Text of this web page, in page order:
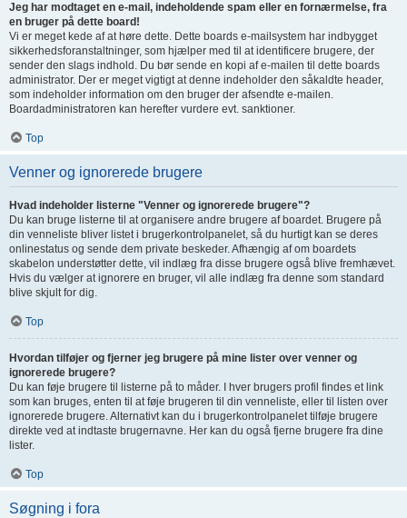
Jeg har modtaget en e-mail, indeholdende spam eller en fornærmelse, fra
en bruger på dette board!
Vi er meget kede af at høre dette. Dette boards e-mailsystem har indbygget
sikkerhedsforanstaltninger, som hjælper med til at identificere brugere, der
sender den slags indhold. Du bør sende en kopi af e-mailen til dette boards
administrator. Der er meget vigtigt at denne indeholder den såkaldte header,
som indeholder information om den bruger der afsendte e-mailen.
Boardadministratoren kan herefter vurdere evt. sanktioner.
Top
Venner og ignorerede brugere
Hvad indeholder listerne "Venner og ignorerede brugere"?
Du kan bruge listerne til at organisere andre brugere af boardet. Brugere på
din venneliste bliver listet i brugerkontrolpanelet, så du hurtigt kan se deres
onlinestatus og sende dem private beskeder. Afhængig af om boardets
skabelon understøtter dette, vil indlæg fra disse brugere også blive fremhævet.
Hvis du vælger at ignorere en bruger, vil alle indlæg fra denne som standard
blive skjult for dig.
Top
Hvordan tilføjer og fjerner jeg brugere på mine lister over venner og
ignorerede brugere?
Du kan føje brugere til listerne på to måder. I hver brugers profil findes et link
som kan bruges, enten til at føje brugeren til din venneliste, eller til listen over
ignorerede brugere. Alternativt kan du i brugerkontrolpanelet tilføje brugere
direkte ved at indtaste brugernavne. Her kan du også fjerne brugere fra dine
lister.
Top
Søgning i fora